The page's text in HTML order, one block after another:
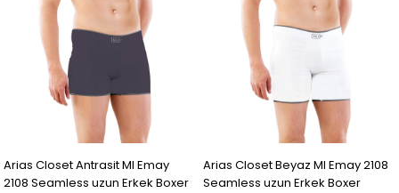
Arias Closet Antrasit MI Emay
2108 Seamless uzun Erkek Boxer
Arias Closet Beyaz MI Emay 2108
Seamless uzun Erkek Boxer